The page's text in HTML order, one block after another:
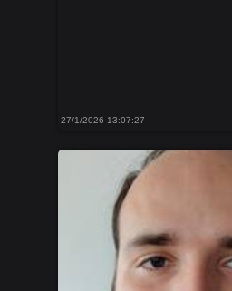
27/1/2026 13:07:27